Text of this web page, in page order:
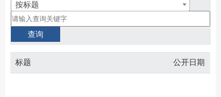
按标题
标题 公开日期